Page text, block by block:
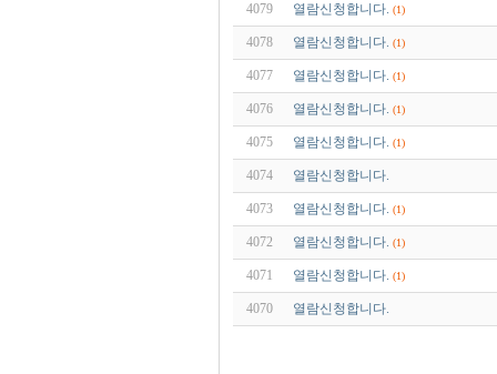
4079 열람신청합니다. (1)
4078 열람신청합니다. (1)
4077 열람신청합니다. (1)
4076 열람신청합니다. (1)
4075 열람신청합니다. (1)
4074 열람신청합니다.
4073 열람신청합니다. (1)
4072 열람신청합니다. (1)
4071 열람신청합니다. (1)
4070 열람신청합니다.